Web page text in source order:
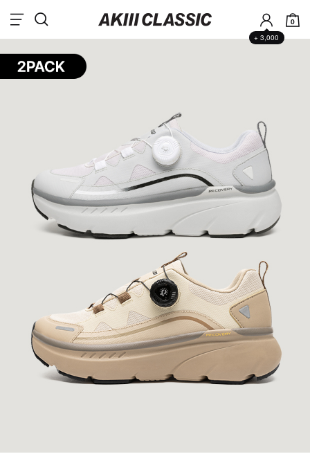
+ 3,000
0